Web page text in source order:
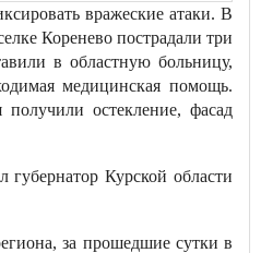
вражеские атаки. В
Коренево пострадали три
в областную больницу,
медицинская помощь.
остекление, фасад
Курской области
за прошедшие сутки в